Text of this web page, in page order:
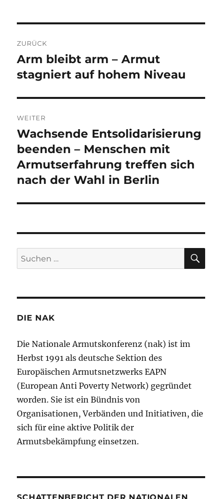
ZURÜCK
Vorheriger
Beitrag:
Arm bleibt arm – Armut
stagniert auf hohem Niveau
WEITER
Nächster
Beitrag:
Wachsende Entsolidarisierung
beenden – Menschen mit
Armutserfahrung treffen sich
nach der Wahl in Berlin
Suchen
nach:
DIE NAK
Die Nationale Armutskonferenz (nak) ist im
Herbst 1991 als deutsche Sektion des
Europäischen Armutsnetzwerks EAPN
(European Anti Poverty Network) gegründet
worden. Sie ist ein Bündnis von
Organisationen, Verbänden und Initiativen, die
sich für eine aktive Politik der
Armutsbekämpfung einsetzen.